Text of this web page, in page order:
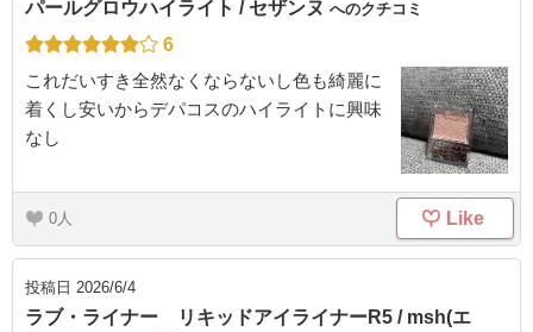
パールグロウハイライト / セザンヌ へのクチコミ
6
これだいすき全然なくならないし色も綺麗に
着くし安いからデパコスのハイライトに興味
なし
0 Like
投稿日 2026/6/4
ラブ・ライナー リキッドアイライナーR5 / msh(エ